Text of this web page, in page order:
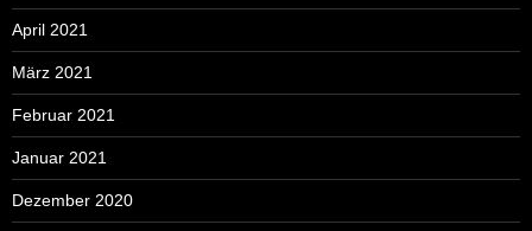
April 2021
März 2021
Februar 2021
Januar 2021
Dezember 2020